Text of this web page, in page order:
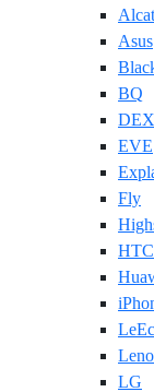
Asus
BQ
EVE
Fly
HTC
LG